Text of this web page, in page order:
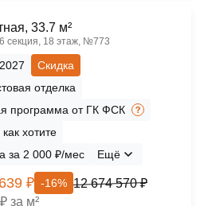
33.7 м²
секция, 18 этаж, №773
Скидка
отделка
программа от ГК ФСК
хотите
за 2 000 ₽/мес
Ещё
₽ -16% 12 674 570 ₽
за м²